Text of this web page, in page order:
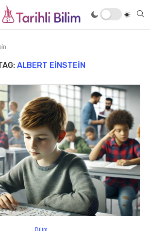
ALBERT EINSTEIN
Bilim